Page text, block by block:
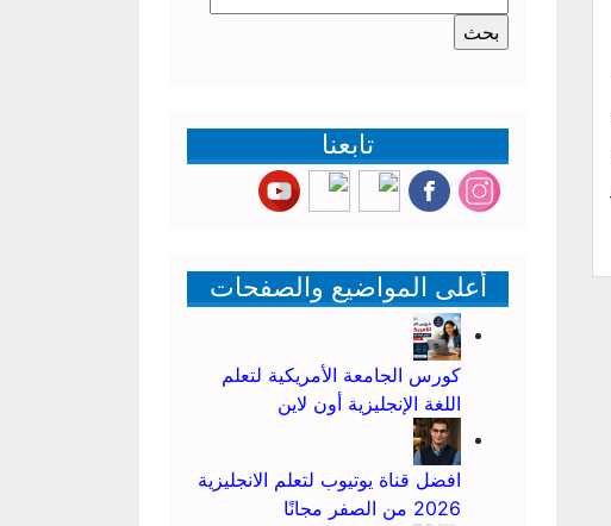
عن:
تابعنا
أعلى المواضيع والصفحات
كورس الجامعة الأمريكية لتعلم
اللغة الإنجليزية أون لاين
افضل قناة يوتيوب لتعلم الانجليزية
2026 من الصفر مجانًا